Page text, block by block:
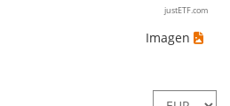
justETF.com
Imagen